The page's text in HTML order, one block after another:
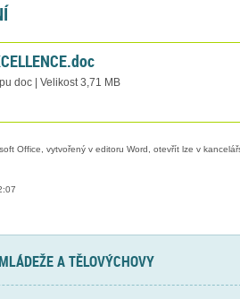
doc | Velikost 3,71 MB
Office, vytvořený v editoru Word, otevřít lze v
A TĚLOVÝCHOVY